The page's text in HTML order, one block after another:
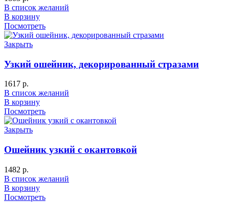
В список желаний
В корзину
Посмотреть
Закрыть
Узкий ошейник, декорированный стразами
1617 р.
В список желаний
В корзину
Посмотреть
Закрыть
Ошейник узкий с окантовкой
1482 р.
В список желаний
В корзину
Посмотреть